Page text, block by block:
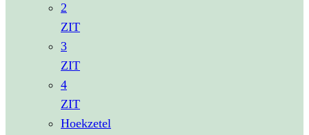
2
ZIT
3
ZIT
4
ZIT
Hoekzetel